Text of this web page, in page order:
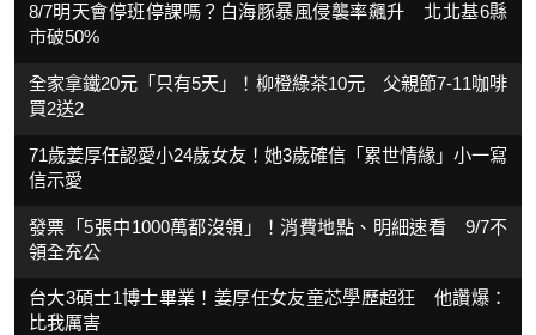
8/7明天會停班停課嗎？白海豚暴風侵襲率飆升 北北基6縣
市破50%
全家拿鐵20元「只有5天」！柳橙綠茶10元 父親節7-11咖啡
買2送2
71歲姜厚任認愛小24歲女友！她3歲確信「累世情緣」小一寫
信示愛
發票「5張中1000萬都沒領」！消費地點、明細速看 9/7不
領全充公
台大3碩士1博士畢業！姜厚任女友童芯學歷超狂 他讚爆：
比我厲害